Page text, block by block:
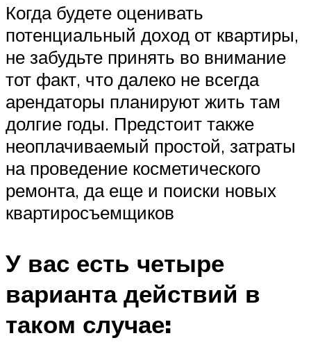
Когда будете оценивать
потенциальный доход от квартиры,
не забудьте принять во внимание
тот факт, что далеко не всегда
арендаторы планируют жить там
долгие годы. Предстоит также
неоплачиваемый простой, затраты
на проведение косметического
ремонта, да еще и поиски новых
квартиросъемщиков
У вас есть четыре
варианта действий в
таком случае: